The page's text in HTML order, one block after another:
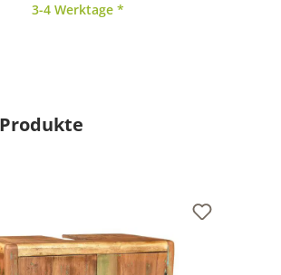
3-4 Werktage *
überspringen